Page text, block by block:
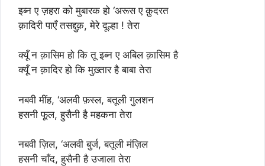
इब्न ए ज़हरा को मुबारक हो ‘अरूस ए क़ुदरत
क़ादिरी पाएँ तसद्दुक़, मेरे दूल्हा ! तेरा
क्यूँ न क़ासिम हो कि तू इब्न ए अबिल क़ासिम है
क्यूँ न क़ादिर हो कि मुख़्तार है बाबा तेरा
नबवी मींह, ‘अलवी फ़स्ल, बतूली गुलशन
हसनी फूल, हुसैनी है महकना तेरा
नबवी ज़िल, ‘अलवी बुर्ज, बतूली मंज़िल
हसनी चाँद, हुसैनी है उजाला तेरा